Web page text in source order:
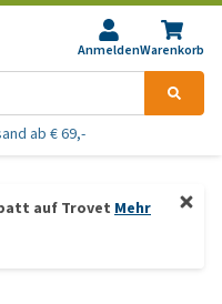
AnmeldenWarenkorb
ab € 69,-
auf Trovet Mehr